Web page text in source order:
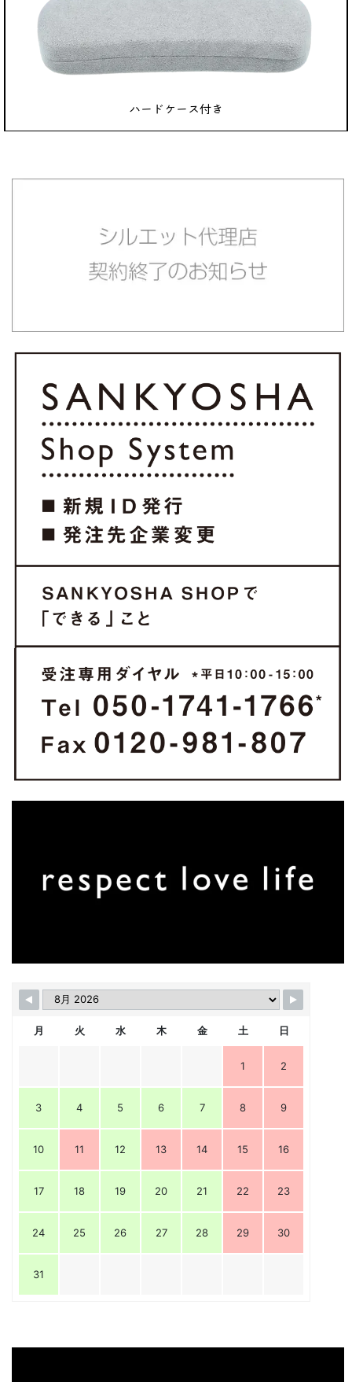
ハードケース付き
月 火 水 木 金 土 日
1 2
3 4 5 6 7 8 9
10 11 12 13 14 15 16
17 18 19 20 21 22 23
24 25 26 27 28 29 30
31